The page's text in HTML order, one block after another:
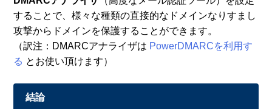
することで、様々な種類の直接的なドメインなりすまし
攻撃からドメインを保護することができます。
（訳注：DMARCアナライザは PowerDMARCを利用す
る とお使い頂けます）
結論